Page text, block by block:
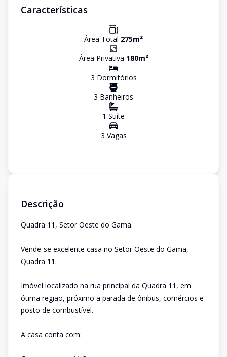
Características
Área Total 275m²
Área Privativa 180m²
3 Dormitórios
3 Banheiros
1 Suíte
3 Vagas
Descrição
Quadra 11, Setor Oeste do Gama.
Vende-se excelente casa no Setor Oeste do Gama,
Quadra 11.
Imóvel localizado na rua principal da Quadra 11, em
ótima região, próximo a parada de ônibus, comércios e
posto de combustível.
A casa conta com: